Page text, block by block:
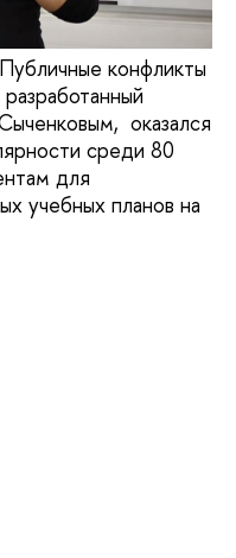
конфликты
оказался
среди 80
для
учебных планов на